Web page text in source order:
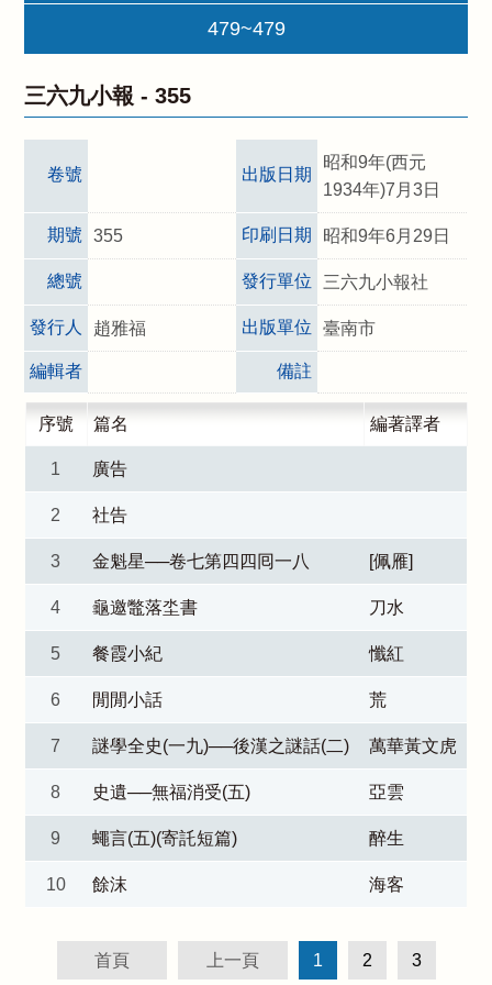
479~479
三六九小報 -355
卷號 出版日期
昭和9年(西元
1934年)7月3日
期號 355 印刷日期 昭和9年6月29日
總號 發行單位 三六九小報社
發行人 趙雅福 出版單位 臺南市
編輯者 備註
序號 篇名 編著譯者
1 廣告
2 社告
3 金魁星──卷七第四四囘一八 [佩雁]
4 龜邀鼈落坔書 刀水
5 餐霞小紀 懺紅
6 閒閒小話 荒
7 謎學全史(一九)──後漢之謎話(二) 萬華黃文虎
8 史遺──無福消受(五) 亞雲
9 蠅言(五)(寄託短篇) 醉生
10 餘沫 海客
首頁 上一頁 1 2 3